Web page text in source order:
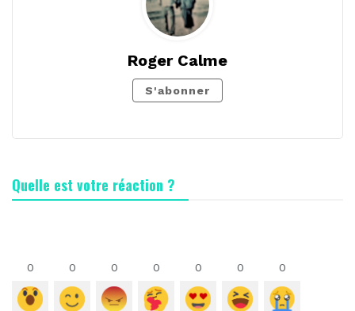
Roger Calme
S'abonner
Quelle est votre réaction ?
0 0 0 0 0 0 0